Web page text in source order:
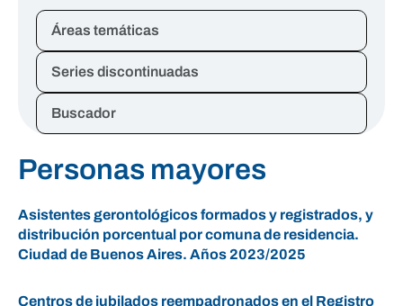
Áreas temáticas
Series discontinuadas
Buscador
Personas mayores
Asistentes gerontológicos formados y registrados, y
distribución porcentual por comuna de residencia.
Ciudad de Buenos Aires. Años 2023/2025
Centros de jubilados reempadronados en el Registro